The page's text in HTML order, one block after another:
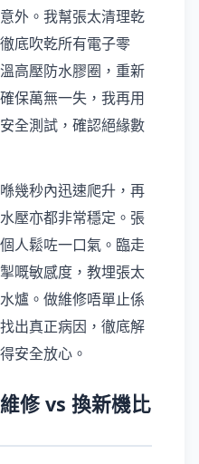
外。我幫張太清理乾
底吹乾所有電子零
高壓防水膠圈，重新
保萬無一失，我再用
全測試，確認絕緣數
幾秒內迅速爬升，再
壓亦都非常穩定。張
人鬆咗一口氣。臨走
嘅敏感度，教埋張太
爐。做維修唔單止係
出真正病因，徹底解
安全放心。
修 vs 換新機比